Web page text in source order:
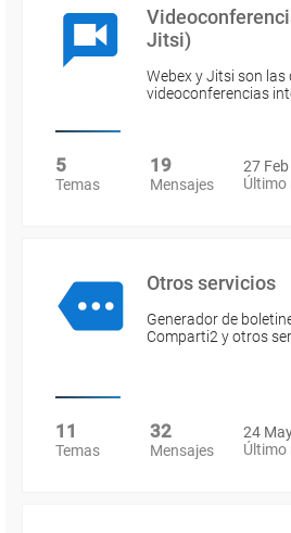
Jitsi)
Webex y Jitsi son
videoconferencias
5
Temas
19
Mensajes
27
Último
Otros servicios
Generador de
Comparti2 y otros
11
Temas
32
Mensajes
24
Último